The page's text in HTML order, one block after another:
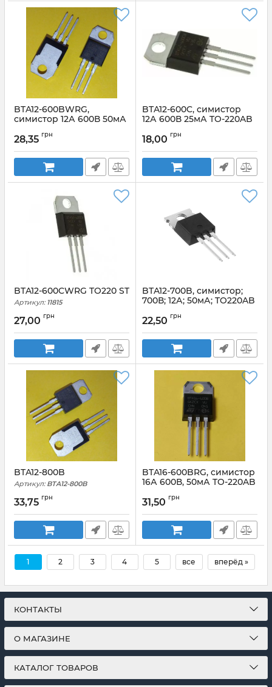
BTA12-600BWRG,
симистор 12А 600В 50мА
Артикул:
28,35 грн
BTA12-600C, симистор
12А 600В 25мА TO-220AB
18,00 грн
BTA12-600CWRG TO220 ST
Артикул: 11815
27,00 грн
BTA12-700B, симистор;
700В; 12А; 50мА; TO220AB
22,50 грн
BTA12-800B
Артикул: BTA12-800B
33,75 грн
BTA16-600BRG, симистор
16А 600В, 50мА TO-220AB
31,50 грн
1 2 3 4 5 все вперёд »
КОНТАКТЫ
О МАГАЗИНЕ
КАТАЛОГ ТОВАРОВ